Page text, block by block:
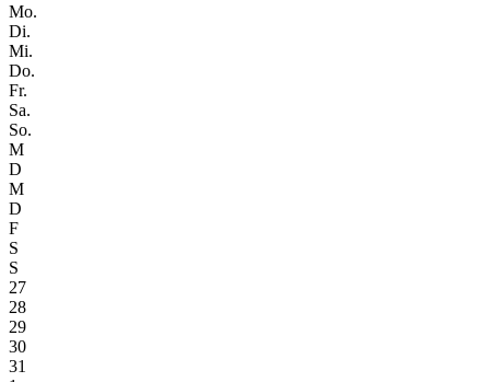
Mo.
Di.
Mi.
Do.
Fr.
Sa.
So.
M
D
M
D
F
S
S
27
28
29
30
31